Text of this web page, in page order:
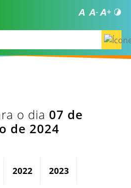
o dia 07 de
de 2024
2022 2023